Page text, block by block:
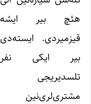
هئچ بیر ایشه
قیزمیردی. ایسته‌دی
بیر ایکی نفر
تلسدیریجی
مشتری‌لری‌نین